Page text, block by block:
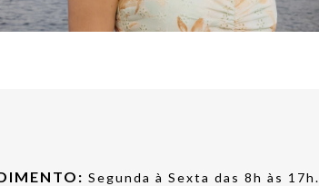
Segunda à Sexta das 8h às 17h.